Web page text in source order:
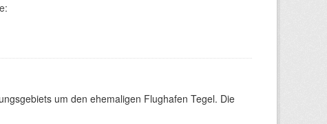
um den ehemaligen Flughafen Tegel. Die